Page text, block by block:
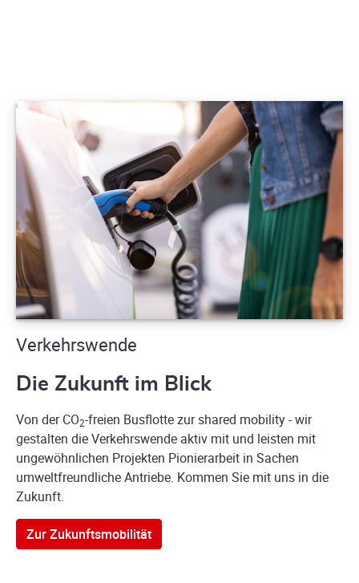
Verkehrswende
Die Zukunft im Blick
Von der CO2-freien Busflotte zur shared mobility - wir
gestalten die Verkehrswende aktiv mit und leisten mit
ungewöhnlichen Projekten Pionierarbeit in Sachen
umweltfreundliche Antriebe. Kommen Sie mit uns in die
Zukunft.
Zur Zukunftsmobilität